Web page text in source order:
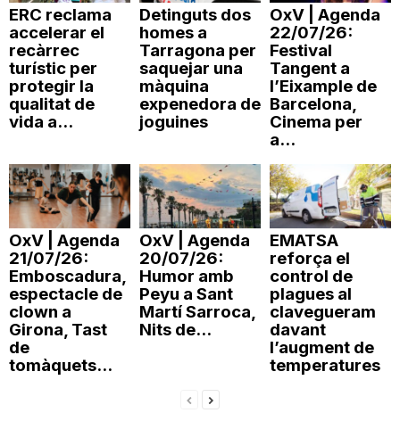
o
n
a
ERC reclama
accelerar el
recàrrec
turístic per
protegir la
qualitat de
vida a...
Detinguts dos
homes a
Tarragona per
saquejar una
màquina
expenedora de
joguines
OxV | Agenda
22/07/26:
Festival
Tangent a
l’Eixample de
Barcelona,
Cinema per
a...
OxV | Agenda
21/07/26:
Emboscadura,
espectacle de
clown a
Girona, Tast
de
tomàquets...
OxV | Agenda
20/07/26:
Humor amb
Peyu a Sant
Martí Sarroca,
Nits de...
EMATSA
reforça el
control de
plagues al
clavegueram
davant
l’augment de
temperatures